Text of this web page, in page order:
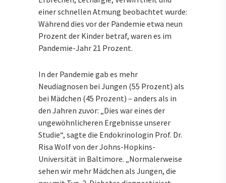
einer schnellen Atmung beobachtet wurde:
Während dies vor der Pandemie etwa neun
Prozent der Kinder betraf, waren es im
Pandemie-Jahr 21 Prozent.
In der Pandemie gab es mehr
Neudiagnosen bei Jungen (55 Prozent) als
bei Mädchen (45 Prozent) – anders als in
den Jahren zuvor: „Dies war eines der
ungewöhnlicheren Ergebnisse unserer
Studie“, sagte die Endokrinologin Prof. Dr.
Risa Wolf von der Johns-Hopkins-
Universität in Baltimore. „Normalerweise
sehen wir mehr Mädchen als Jungen, die